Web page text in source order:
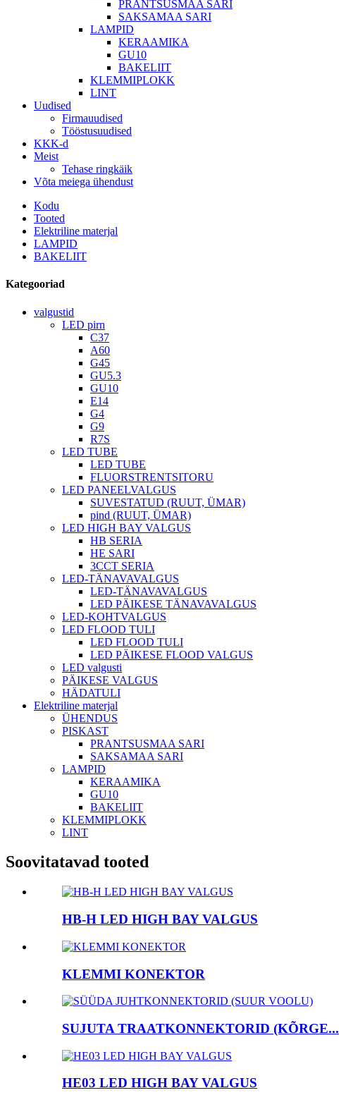
PRANTSUSMAA SARI
SAKSAMAA SARI
LAMPID
KERAAMIKA
GU10
BAKELIIT
KLEMMIPLOKK
LINT
Uudised
Firmauudised
Tööstusuudised
KKK-d
Meist
Tehase ringkäik
Võta meiega ühendust
Kodu
Tooted
Elektriline materjal
LAMPID
BAKELIIT
Kategooriad
valgustid
LED pirn
C37
A60
G45
GU5.3
GU10
E14
G4
G9
R7S
LED TUBE
LED TUBE
FLUORSTRENTSITORU
LED PANEELVALGUS
SUVESTATUD (RUUT, ÜMAR)
pind (RUUT, ÜMAR)
LED HIGH BAY VALGUS
HB SERIA
HE SARI
3CCT SERIA
LED-TÄNAVAVALGUS
LED-TÄNAVAVALGUS
LED PÄIKESE TÄNAVAVALGUS
LED-KOHTVALGUS
LED FLOOD TULI
LED FLOOD TULI
LED PÄIKESE FLOOD VALGUS
LED valgusti
PÄIKESE VALGUS
HÄDATULI
Elektriline materjal
ÜHENDUS
PISKAST
PRANTSUSMAA SARI
SAKSAMAA SARI
LAMPID
KERAAMIKA
GU10
BAKELIIT
KLEMMIPLOKK
LINT
Soovitatavad tooted
HB-H LED HIGH BAY VALGUS
KLEMMI KONEKTOR
SUJUTA TRAATKONNEKTORID (KÕRGE...
HE03 LED HIGH BAY VALGUS